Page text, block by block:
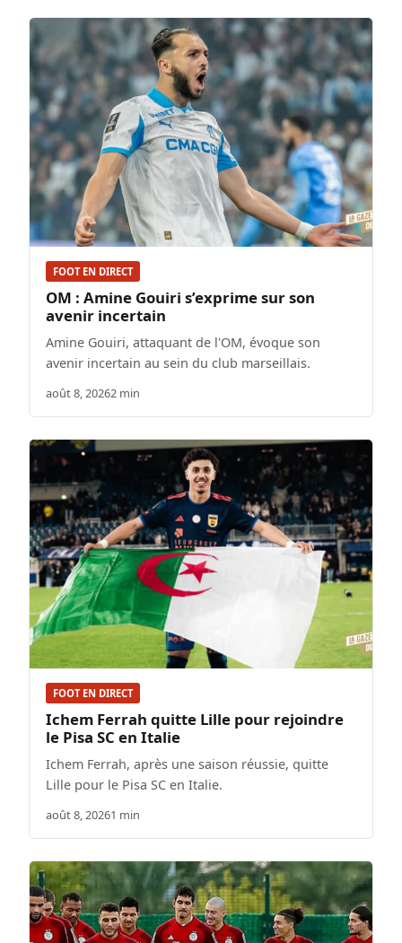
FOOT EN DIRECT
OM : Amine Gouiri s’exprime sur son
avenir incertain
Amine Gouiri, attaquant de l'OM, évoque son
avenir incertain au sein du club marseillais.
août 8, 20262 min
FOOT EN DIRECT
Ichem Ferrah quitte Lille pour rejoindre
le Pisa SC en Italie
Ichem Ferrah, après une saison réussie, quitte
Lille pour le Pisa SC en Italie.
août 8, 20261 min